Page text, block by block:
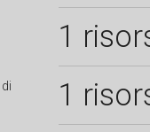
1
di 1